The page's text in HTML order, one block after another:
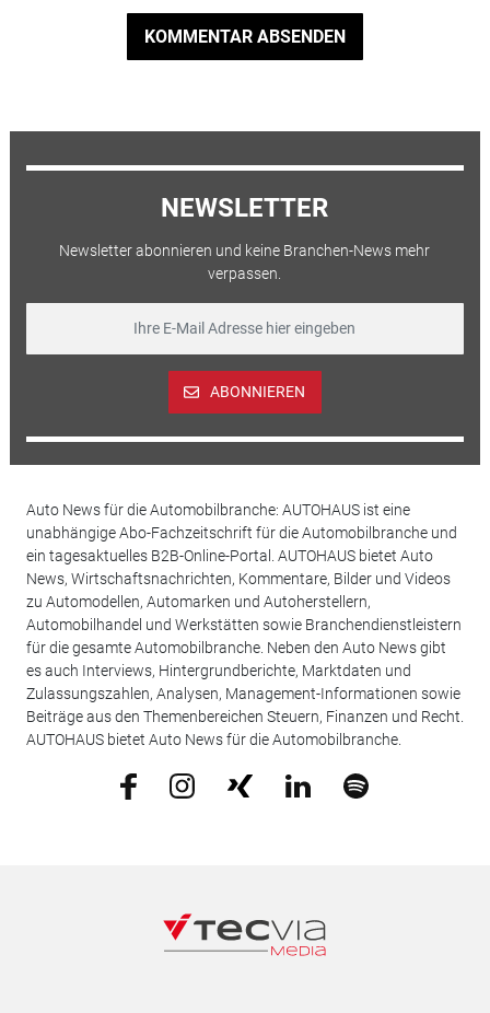
KOMMENTAR ABSENDEN
NEWSLETTER
Newsletter abonnieren und keine Branchen-News mehr
verpassen.
ABONNIEREN
Auto News für die Automobilbranche: AUTOHAUS ist eine
unabhängige Abo-Fachzeitschrift für die Automobilbranche und
ein tagesaktuelles B2B-Online-Portal. AUTOHAUS bietet Auto
News, Wirtschaftsnachrichten, Kommentare, Bilder und Videos
zu Automodellen, Automarken und Autoherstellern,
Automobilhandel und Werkstätten sowie Branchendienstleistern
für die gesamte Automobilbranche. Neben den Auto News gibt
es auch Interviews, Hintergrundberichte, Marktdaten und
Zulassungszahlen, Analysen, Management-Informationen sowie
Beiträge aus den Themenbereichen Steuern, Finanzen und Recht.
AUTOHAUS bietet Auto News für die Automobilbranche.